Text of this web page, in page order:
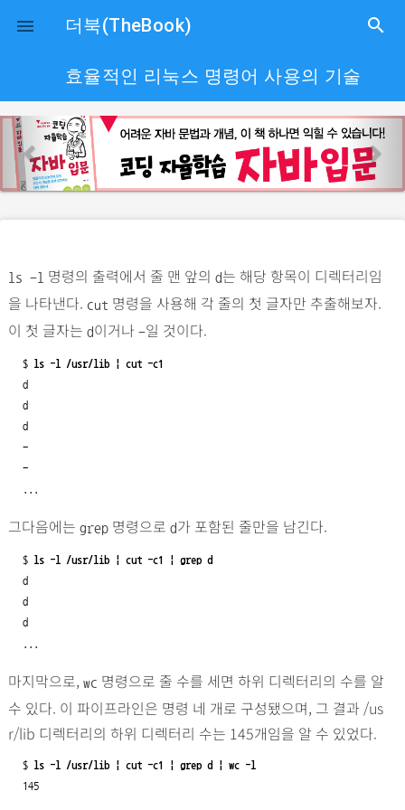
close
 더북(TheBook) search
효율적인 리눅스 명령어 사용의 기술
p
r
e
u
s
n
e
x
ls -l 명령의 출력에서 줄 맨 앞의 d는 해당 항목이 디렉터리임
을 나타낸다. cut 명령을 사용해 각 줄의 첫 글자만 추출해보자.
이 첫 글자는 d이거나 -일 것이다.
$ ls -l /usr/lib | cut -c1
d
d
d
-
-
그다음에는 grep명령으로 d가 포함된 줄만을 남긴다.
$ ls -l /usr/lib | cut -c1 | grep d
d
d
d
마지막으로, wc 명령으로 줄 수를 세면 하위 디렉터리의 수를 알
수 있다. 이 파이프라인은 명령 네 개로 구성됐으며, 그 결과 /us
r/lib 디렉터리의 하위 디렉터리 수는 145개임을 알 수 있었다.
$ ls -l /usr/lib | cut -c1 | grep d | wc -l
145